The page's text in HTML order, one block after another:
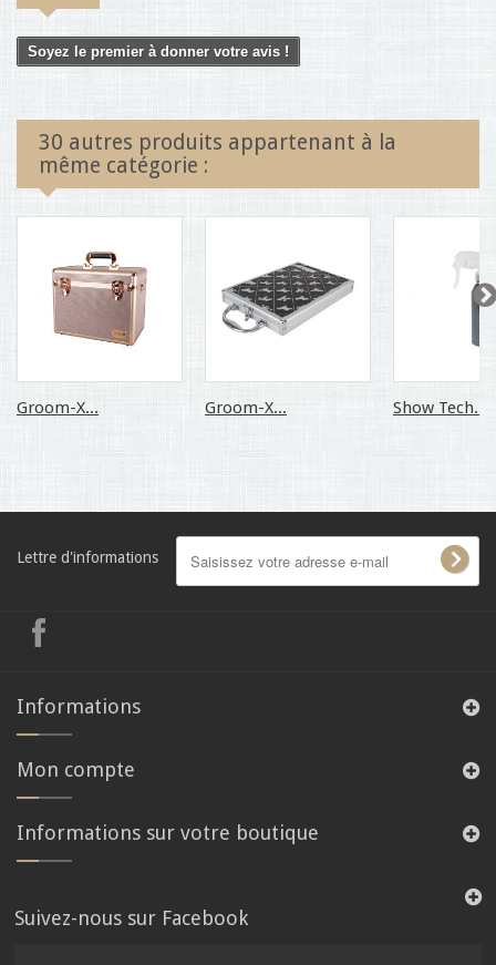
Soyez le premier à donner votre avis !
30 autres produits appartenant à la
même catégorie :
Groom-X... Groom-X... Show Tech...
Lettre d'informations
Informations
Mon compte
Informations sur votre boutique
Suivez-nous sur Facebook